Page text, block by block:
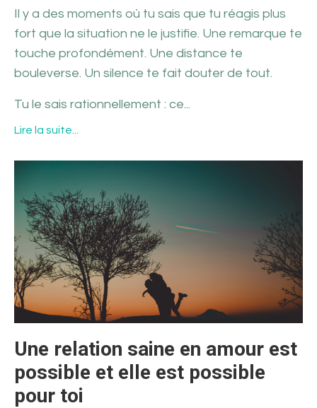
Il y a des moments où tu sais que tu réagis plus
fort que la situation ne le justifie. Une remarque te
touche profondément. Une distance te
bouleverse. Un silence te fait douter de tout.
Tu le sais rationnellement : ce...
Lire la suite...
Une relation saine en amour est
possible et elle est possible
pour toi